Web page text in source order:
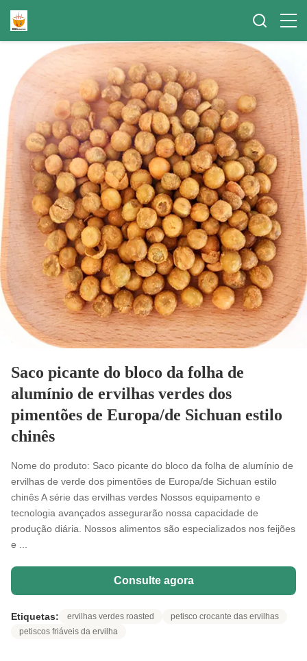
Saco picante do bloco da folha de
alumínio de ervilhas verdes dos
pimentões de Europa/de Sichuan estilo
chinês
Nome do produto: Saco picante do bloco da folha de alumínio de
ervilhas de verde dos pimentões de Europa/de Sichuan estilo
chinês A série das ervilhas verdes Nossos equipamento e
tecnologia avançados assegurarão nossa capacidade de
produção diária. Nossos alimentos são especializados nos feijões
e ...
Consulte agora
Etiquetas: ervilhas verdes roasted
petisco crocante das ervilhas
petiscos friáveis da ervilha